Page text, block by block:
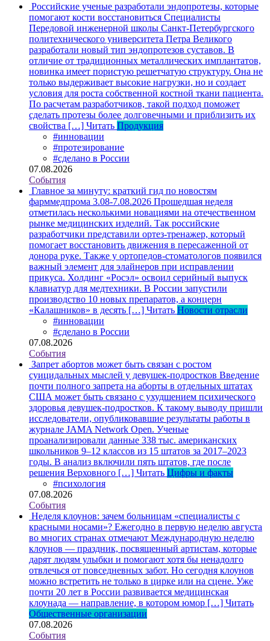
Российские ученые разработали эндопротезы, которые
помогают кости восстановиться Специалисты
Передовой инженерной школы Санкт-Петербургского
политехнического университета Петра Великого
разработали новый тип эндопротезов суставов. В
отличие от традиционных металлических имплантатов,
новинка имеет пористую решетчатую структуру. Она не
только выдерживает высокие нагрузки, но и создает
условия для роста собственной костной ткани пациента.
По расчетам разработчиков, такой подход поможет
сделать протезы более долговечными и приблизить их
свойства […] Читать Продукция
#инновации
#протезирование
#сделано в России
07.08.2026
События
Главное за минуту: краткий гид по новостям
фарммедпрома 3.08-7.08.2026 Прошедшая неделя
отметилась несколькими новациями на отечественном
рынке медицинских изделий. Так российские
разработчики представили ортез-тренажер, который
помогает восстановить движения в пересаженной от
донора руке. Также у ортопедов-стоматологов появился
важный элемент для элайнеров при исправлении
прикуса. Холдинг «Росэл» освоил серийный выпуск
клавиатур для медтехники. В России запустили
производство 10 новых препаратов, а концерн
«Калашников» в десять […] Читать Новости отрасли
#инновации
#сделано в России
07.08.2026
События
Запрет абортов может быть связан с ростом
суицидальных мыслей у девушек-подростков Введение
почти полного запрета на аборты в отдельных штатах
США может быть связано с ухудшением психического
здоровья девушек-подростков. К такому выводу пришли
исследователи, опубликовавшие результаты работы в
журнале JAMA Network Open. Ученые
проанализировали данные 338 тыс. американских
школьников 9–12 классов из 15 штатов за 2017–2023
годы. В анализ включили пять штатов, где после
решения Верховного […] Читать Цифры и факты
#психология
07.08.2026
События
Неделя клоунов: зачем больницам «специалисты с
красными носами»? Ежегодно в первую неделю августа
во многих странах отмечают Международную неделю
клоунов — праздник, посвященный артистам, которые
дарят людям улыбки и помогают хотя бы ненадолго
отвлечься от повседневных забот. Но сегодня клоунов
можно встретить не только в цирке или на сцене. Уже
почти 20 лет в России развивается медицинская
клоунада — направление, в котором юмор […] Читать
Общественные организации
07.08.2026
События